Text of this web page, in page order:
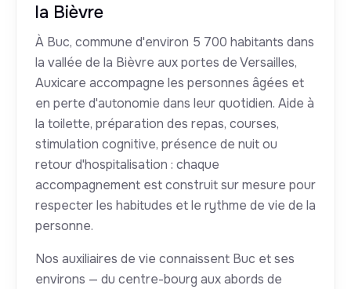
la Bièvre
À Buc, commune d'environ 5 700 habitants dans
la vallée de la Bièvre aux portes de Versailles,
Auxicare accompagne les personnes âgées et
en perte d'autonomie dans leur quotidien. Aide à
la toilette, préparation des repas, courses,
stimulation cognitive, présence de nuit ou
retour d'hospitalisation : chaque
accompagnement est construit sur mesure pour
respecter les habitudes et le rythme de vie de la
personne.
Nos auxiliaires de vie connaissent Buc et ses
environs — du centre-bourg aux abords de